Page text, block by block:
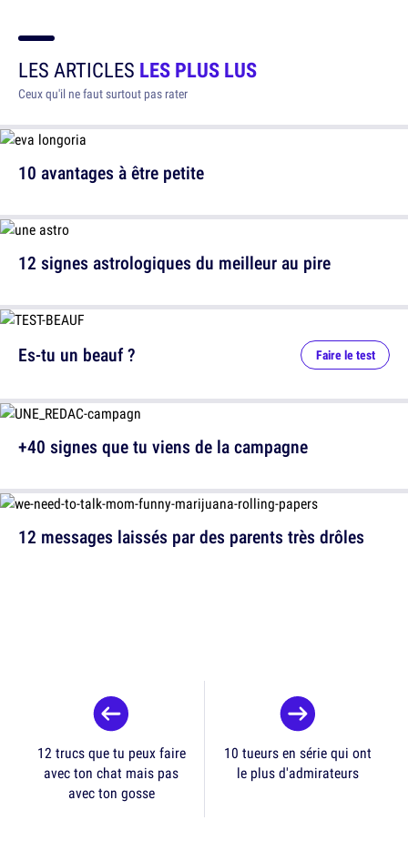
LES ARTICLES LES PLUS LUS
Ceux qu'il ne faut surtout pas rater
10 avantages à être petite
12 signes astrologiques du meilleur au pire
12 messages laissés par des parents très drôles
Es-tu un beauf ? Faire le test
+40 signes que tu viens de la campagne
12 trucs que tu peux faire
avec ton chat mais pas
avec ton gosse
10 tueurs en série qui ont
le plus d'admirateurs